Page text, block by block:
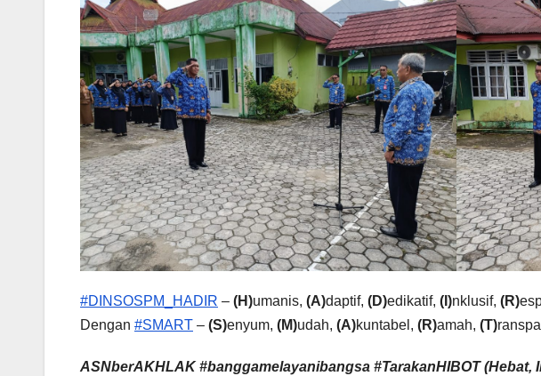
#DINSOSPM_HADIR – (H)umanis, (A)daptif, (D)edikatif, (I)nklusif, (R)
Dengan #SMART – (S)enyum, (M)udah, (A)kuntabel, (R)amah, (T)
ASNberAKHLAK #banggamelayanibangsa #TarakanHIBOT (Hebat,